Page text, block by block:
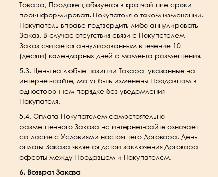
Товара, Продавец обязуется в кратчайшие сроки
проинформировать Покупателя о таком изменении.
Покупатель вправе подтвердить либо аннулировать
Заказ. В случае отсутствия связи с Покупателем
Заказ считается аннулированным в течение 10
(десяти) календарных дней с момента размещения.
5.3. Цены на любые позиции Товара, указанные на
интернет-сайте, могут быть изменены Продавцом в
одностороннем порядке без уведомления
Покупателя.
5.4. Оплата Покупателем самостоятельно
размещенного Заказа на интернет-сайте означает
согласие с Условиями настоящего Договора. День
оплаты Заказа является датой заключения Договора
оферты между Продавцом и Покупателем.
6. Возврат Заказа